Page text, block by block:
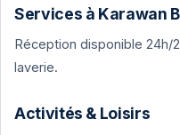
Services à Karawan
Réception disponible 24h/
laverie.
Activités & Loisirs